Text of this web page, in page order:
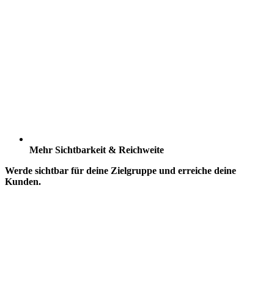
Mehr Sichtbarkeit & Reichweite
Werde sichtbar für deine Zielgruppe und erreiche deine
Kunden.